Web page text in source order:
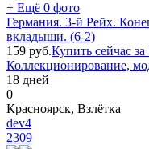
+ Ещё 0 фото
Германия. 3-й Рейх.
вкладыши. (6-2)
159 руб.Купить сейчас за
Коллекционирование,
18 дней
0
Красноярск, Взлётка
dev4
2309